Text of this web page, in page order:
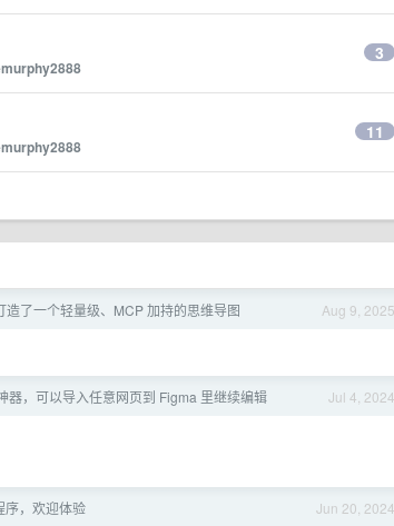
3
11
Aug 9, 2025
了一个轻量级、MCP 加持的思维导图
Jul 4, 2024
器，可以导入任意网页到 Figma 里继续编辑
Jun 20, 2024
序，欢迎体验